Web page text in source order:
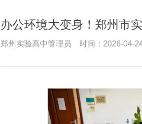
办公环境大变身！郑州市
郑州实验高中管理员 时间：2026-04-